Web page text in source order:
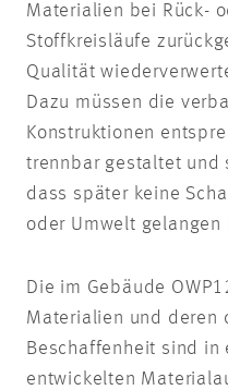
Materialien bei Rück-
Stoffkreisläufe
Qualität
Dazu müssen die
Konstruktionen
trennbar gestaltet und
dass später keine
oder Umwelt gelangen
Die im Gebäude
Materialien und deren
Beschaffenheit sind in
entwickelten